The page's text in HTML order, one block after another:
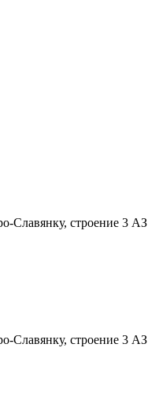
Славянку, строение 3 АЗ
Славянку, строение 3 АЗ